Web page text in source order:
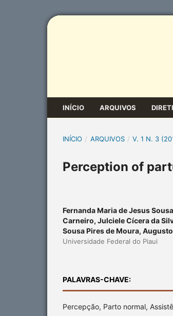
INÍCIO ARQUIVOS
INÍCIO / ARQUIVOS / V. 1 N. 3
Perception of
Fernanda Maria de Jesus
Carneiro, Julciele Cícera da
Sousa Pires de Moura,
Universidade Federal do Piaui
PALAVRAS-CHAVE:
Percepção, Parto normal,